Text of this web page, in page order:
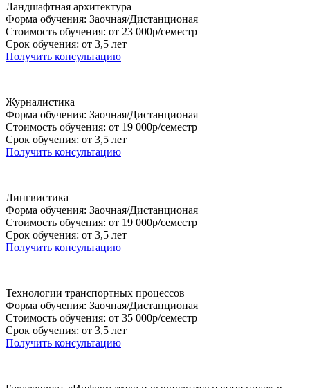
Ландшафтная архитектура
Форма обучения: Заочная/Дистанционая
Стоимость обучения: от 23 000р/семестр
Срок обучения: от 3,5 лет
Получить консультацию
Журналистика
Форма обучения: Заочная/Дистанционая
Стоимость обучения: от 19 000р/семестр
Срок обучения: от 3,5 лет
Получить консультацию
Лингвистика
Форма обучения: Заочная/Дистанционая
Стоимость обучения: от 19 000р/семестр
Срок обучения: от 3,5 лет
Получить консультацию
Технологии транспортных процессов
Форма обучения: Заочная/Дистанционая
Стоимость обучения: от 35 000р/семестр
Срок обучения: от 3,5 лет
Получить консультацию